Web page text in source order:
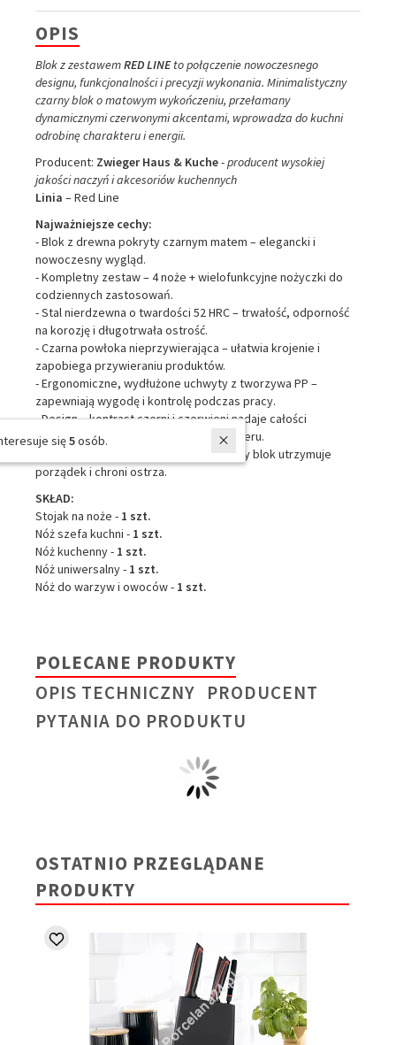
OPIS
Blok z zestawemRED LINEto połączenie nowoczesnego
designu, funkcjonalności i precyzji wykonania. Minimalistyczny
czarny blok o matowym wykończeniu, przełamany
dynamicznymi czerwonymi akcentami, wprowadza do kuchni
odrobinę charakteru i energii.
Producent: Zwieger Haus & Kuche-producent wysokiej
jakości naczyń i akcesoriów kuchennych
Linia – Red Line
Najważniejsze cechy:
- Blok z drewna pokryty czarnym matem – elegancki i
nowoczesny wygląd.
- Kompletny zestaw – 4 noże + wielofunkcyjne nożyczki do
codziennych zastosowań.
- Stal nierdzewna o twardości 52 HRC – trwałość, odporność
na korozję i długotrwała ostrość.
- Czarna powłoka nieprzywierająca – ułatwia krojenie i
zapobiega przywieraniu produktów.
- Ergonomiczne, wydłużone uchwyty z tworzywa PP –
zapewniają wygodę i kontrolę podczas pracy.
- Design – kontrast czerni i czerwieni nadaje całości
nowoczesnego, dynamicznego charakteru.
- Bezpieczne przechowywanie – stabilny blok utrzymuje
porządek i chroni ostrza.
SKŁAD:
Stojak na noże - 1 szt.
Nóż szefa kuchni - 1 szt.
Nóż kuchenny - 1 szt.
Nóż uniwersalny - 1 szt.
Nóż do warzyw i owoców - 1 szt.
POLECANE PRODUKTY
OPIS TECHNICZNY PRODUCENT
PYTANIA DO PRODUKTU
OSTATNIO PRZEGLĄDANE
PRODUKTY
W ostatnich 7 dniach produktem interesuje się5osób.